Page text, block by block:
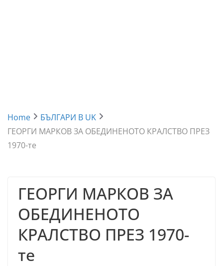
Home
БЪЛГАРИ В UK
ГЕОРГИ МАРКОВ ЗА ОБЕДИНЕНОТО КРАЛСТВО ПРЕЗ
1970-те
ГЕОРГИ МАРКОВ ЗА
ОБЕДИНЕНОТО
КРАЛСТВО ПРЕЗ 1970-
те